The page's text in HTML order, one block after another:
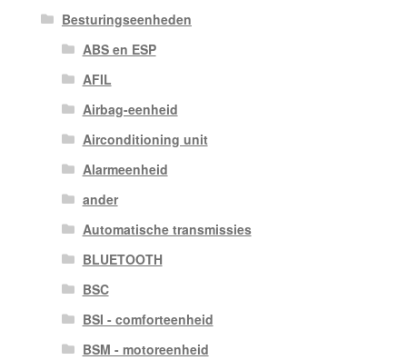
Besturingseenheden
ABS en ESP
AFIL
Airbag-eenheid
Airconditioning unit
Alarmeenheid
ander
Automatische transmissies
BLUETOOTH
BSC
BSI - comforteenheid
BSM - motoreenheid